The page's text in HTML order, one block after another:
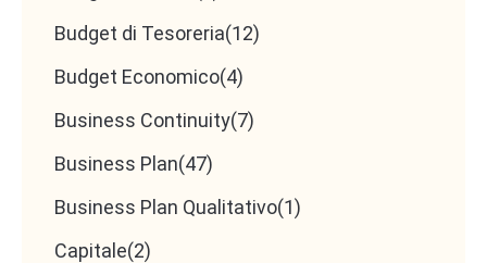
Budget di Tesoreria(12)
Budget Economico(4)
Business Continuity(7)
Business Plan(47)
Business Plan Qualitativo(1)
Capitale(2)